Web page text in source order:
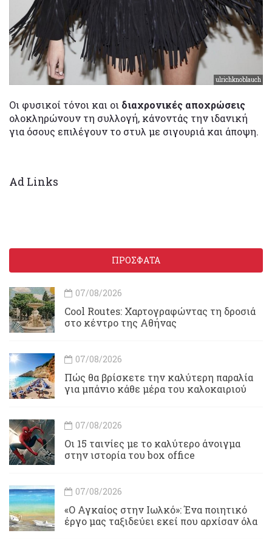
ulrichknoblauch
Οι φυσικοί τόνοι και οι διαχρονικές αποχρώσεις
ολοκληρώνουν τη συλλογή, κάνοντάς την ιδανική
για όσους επιλέγουν το στυλ με σιγουριά και άποψη.
Ad Links
ΠΡΟΣΦΑΤΑ
07/08/2026
Cool Routes: Χαρτογραφώντας τη δροσιά
στο κέντρο της Αθήνας
07/08/2026
Πώς θα βρίσκετε την καλύτερη παραλία
για μπάνιο κάθε μέρα του καλοκαιριού
07/08/2026
Οι 15 ταινίες με το καλύτερο άνοιγμα
στην ιστορία του box office
07/08/2026
«Ο Αγκαίος στην Ιωλκό»: Ένα ποιητικό
έργο μας ταξιδεύει εκεί που αρχίσαν όλα